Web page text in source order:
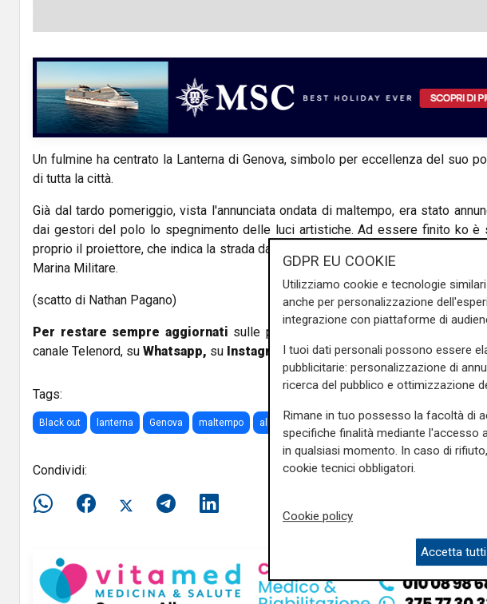
Un fulmine ha centrato la Lanterna di Genova, simbolo per eccellenza del suo
di tutta la città.
Già dal tardo pomeriggio, vista l'annunciata ondata di maltempo, era stato
dai gestori del polo lo spegnimento delle luci artistiche. Ad essere finito ko è
proprio il proiettore, che indica la strada da sempre a chi entra in porto e dipende
Marina Militare.
(scatto di Nathan Pagano)
Per restare sempre aggiornati sulle principali notizie sulla Liguria
canale Telenord, su Whatsapp, su Instagram ,su Youtubee suFacebook.
Tags:
Black out lanterna Genova maltempo allerta liguria
Condividi:
GDPR EU COOKIE
Utilizziamo cookie e tecnologie
anche per personalizzazione
integrazione con piattaforme di
I tuoi dati personali possono essere
pubblicitarie: personalizzazione di
ricerca del pubblico e ottimizzazione
Rimane in tuo possesso la facoltà di
specifiche finalità mediante l'accesso
in qualsiasi momento. In caso di
cookie tecnici obbligatori.
Cookie policy
Accetta tutti